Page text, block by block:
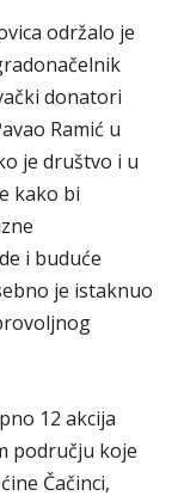
održalo je
donatori
Ramić u
je društvo i u
kako bi
i buduće
je istaknuo
12 akcija
području koje
Čačinci,